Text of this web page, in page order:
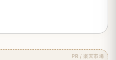
PR / 楽天市場